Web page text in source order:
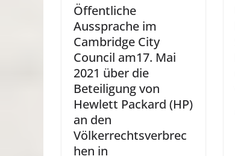
Öffentliche
Aussprache im
Cambridge City
Council am17. Mai
2021 über die
Beteiligung von
Hewlett Packard (HP)
an den
Völkerrechtsverbrec
hen in